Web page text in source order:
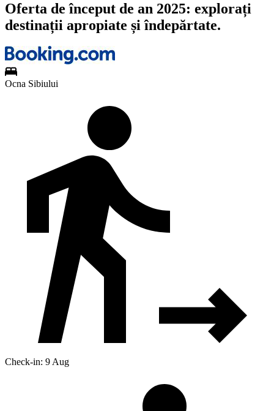
Oferta de început de an 2025: explorați
destinații apropiate și îndepărtate.
Ocna Sibiului
Check-in: 9 Aug